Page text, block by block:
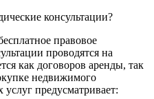
консультации?
правовое
проводятся на
как договоров аренды, так
недвижимого
предусматривает: